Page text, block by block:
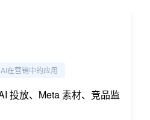
AI在营销中的应用
投放、Meta 素材、竞品监